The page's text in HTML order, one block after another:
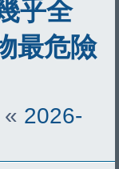
乎全
最危險
« 2026-